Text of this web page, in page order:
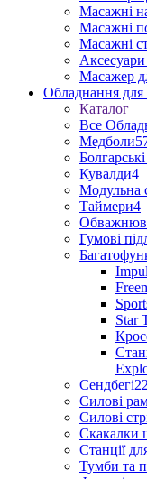
Масажні
Масажні
Масажні
Масажер
Обладнання для
Каталог
Все
Медболи
Кувалди4
Модульна
Таймери4
Гумові
Star
Сендбегі22
Силові
Силові
Скакалки
Станції
Тумби та